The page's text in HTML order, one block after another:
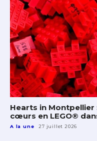
Hearts in Montpellier
cœurs en LEGO®
A la une 27 juillet 2026